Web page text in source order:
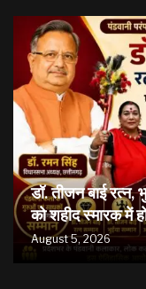
डॉ. तीजन बाई
को शहीद स्मारक में
August 5, 2026